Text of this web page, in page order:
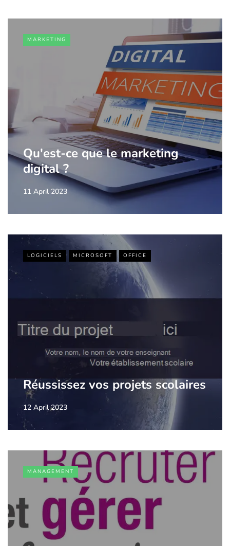
MARKETING
Qu'est-ce que le marketing
digital ?
11 April 2023
LOGICIELS MICROSOFT OFFICE
Réussissez vos projets scolaires
12 April 2023
MANAGEMENT